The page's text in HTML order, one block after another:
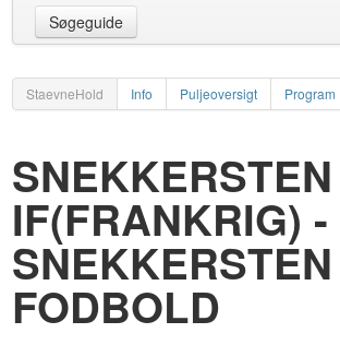
Søgeguide
StaevneHold Info Puljeoversigt Program
SNEKKERSTEN
IF(FRANKRIG) -
FODBOLD